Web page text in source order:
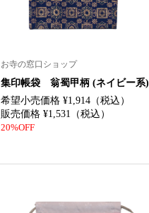
お寺の窓口ショップ
集印帳袋 翁蜀甲柄 (ネイビー系)
希望小売価格 ¥1,914（税込）
販売価格 ¥1,531（税込）
20%OFF